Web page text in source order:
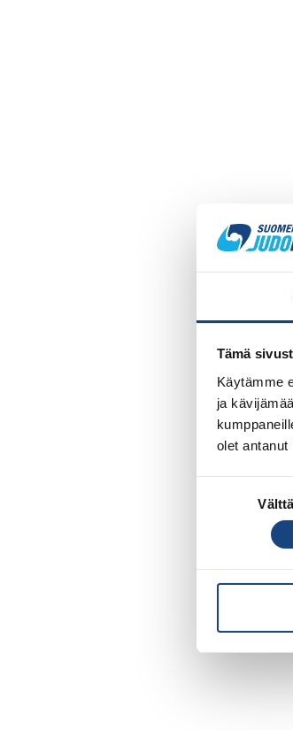
Tämä
Käytämme
ja
olet